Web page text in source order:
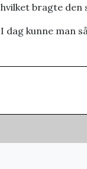
hvilket bragte den
I dag kunne man